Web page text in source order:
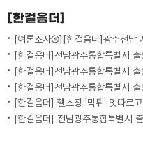
[한걸음더]